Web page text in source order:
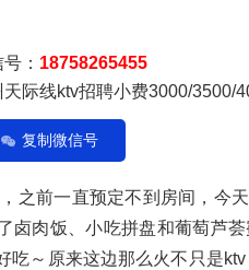
： 18758265455
天际线ktv招聘小费3000/3500/
复制微信号
前一直预定不到房间，今天
卤肉饭、小吃拼盘和葡萄芦
吃～原来这边那么火不只是